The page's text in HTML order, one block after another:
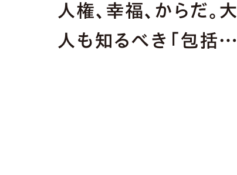
人権、幸福、からだ。大
人も知るべき「包括的